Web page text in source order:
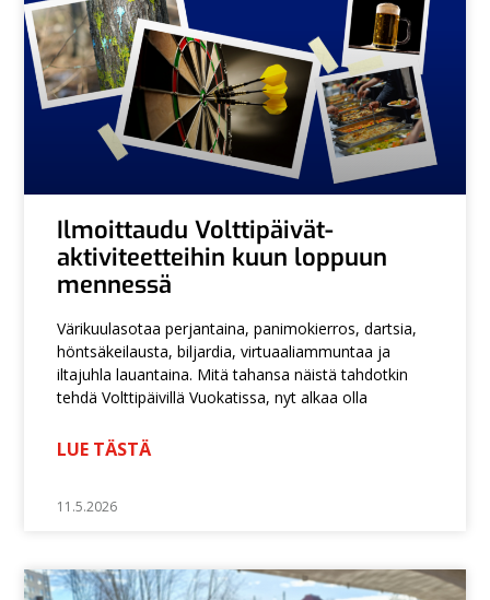
Ilmoittaudu Volttipäivät-
aktiviteetteihin kuun loppuun
mennessä
Värikuulasotaa perjantaina, panimokierros, dartsia,
höntsäkeilausta, biljardia, virtuaaliammuntaa ja
iltajuhla lauantaina. Mitä tahansa näistä tahdotkin
tehdä Volttipäivillä Vuokatissa, nyt alkaa olla
LUE TÄSTÄ
11.5.2026